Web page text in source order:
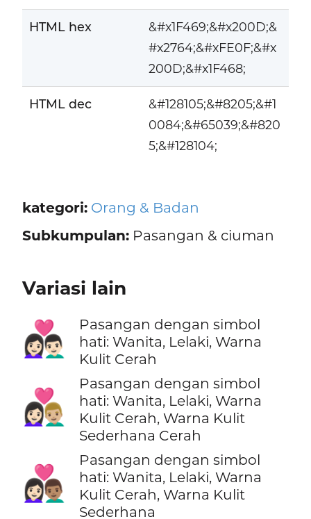
HTML hex
&#x1F469;&#x200D;&
#x2764;&#xFE0F;&#x
200D;&#x1F468;
HTML dec
&#128105;&#8205;&#1
0084;&#65039;&#820
5;&#128104;
kategori: Orang & Badan
Subkumpulan:Pasangan & ciuman
Variasi lain
👩🏻‍❤️‍👨🏻
Pasangan dengan simbol
hati: Wanita, Lelaki, Warna
Kulit Cerah
👩🏻‍❤️‍👨🏼
Pasangan dengan simbol
hati: Wanita, Lelaki, Warna
Kulit Cerah, Warna Kulit
Sederhana Cerah
👩🏻‍❤️‍👨🏽
Pasangan dengan simbol
hati: Wanita, Lelaki, Warna
Kulit Cerah, Warna Kulit
Sederhana